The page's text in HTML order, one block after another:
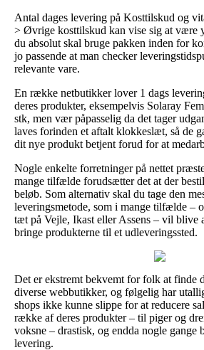
Antal dages levering på Kosttilskud og
> Øvrige kosttilskud kan vise sig at være
du absolut skal bruge pakken inden for
jo passende at man checker
relevante vare.
En række netbutikker lover 1 dags
deres produkter, eksempelvis Solaray
stk, men vær påpasselig da det tager
laves forinden et aftalt klokkeslæt, så de
dit nye produkt betjent forud for at
Nogle enkelte forretninger på nettet
mange tilfælde forudsætter det at der
beløb. Som alternativ skal du tage den
leveringsmetode, som i mange tilfælde –
tæt på Vejle, Ikast eller Assens – vil blive
bringe produkterne til et udleveringssted.
Det er ekstremt bekvemt for folk at finde
diverse webbutikker, og følgelig har
shops ikke kunne slippe for at reducere
række af deres produkter – til piger og
voksne – drastisk, og endda nogle gange
levering.